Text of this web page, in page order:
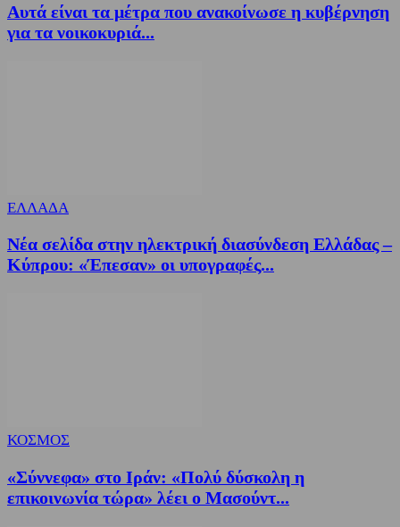
Αυτά είναι τα μέτρα που ανακοίνωσε η κυβέρνηση
για τα νοικοκυριά...
ΕΛΛΑΔΑ
Νέα σελίδα στην ηλεκτρική διασύνδεση Ελλάδας –
Κύπρου: «Έπεσαν» οι υπογραφές...
ΚΟΣΜΟΣ
«Σύννεφα» στο Ιράν: «Πολύ δύσκολη η
επικοινωνία τώρα» λέει ο Μασούντ...